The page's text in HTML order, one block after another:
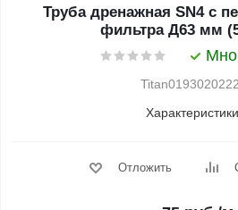
Труба дренажная SN4 с
фильтра Д63 мм
Характеристики
Отложить